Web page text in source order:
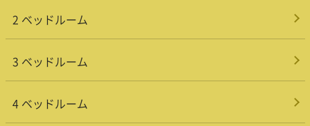
2 ベッドルーム
3 ベッドルーム
4 ベッドルーム